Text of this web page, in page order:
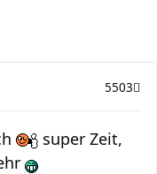
5503
super Zeit,